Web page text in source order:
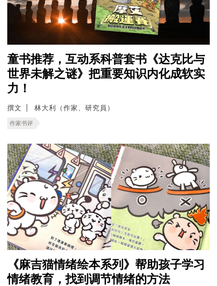
童书推荐，互动系科普套书《达克比与
世界未解之谜》把重要知识内化成软实
力！
撰文 林大利（作家、研究員）
作家书评
《麻吉猫情绪绘本系列》帮助孩子学习
情绪教育，找到调节情绪的方法